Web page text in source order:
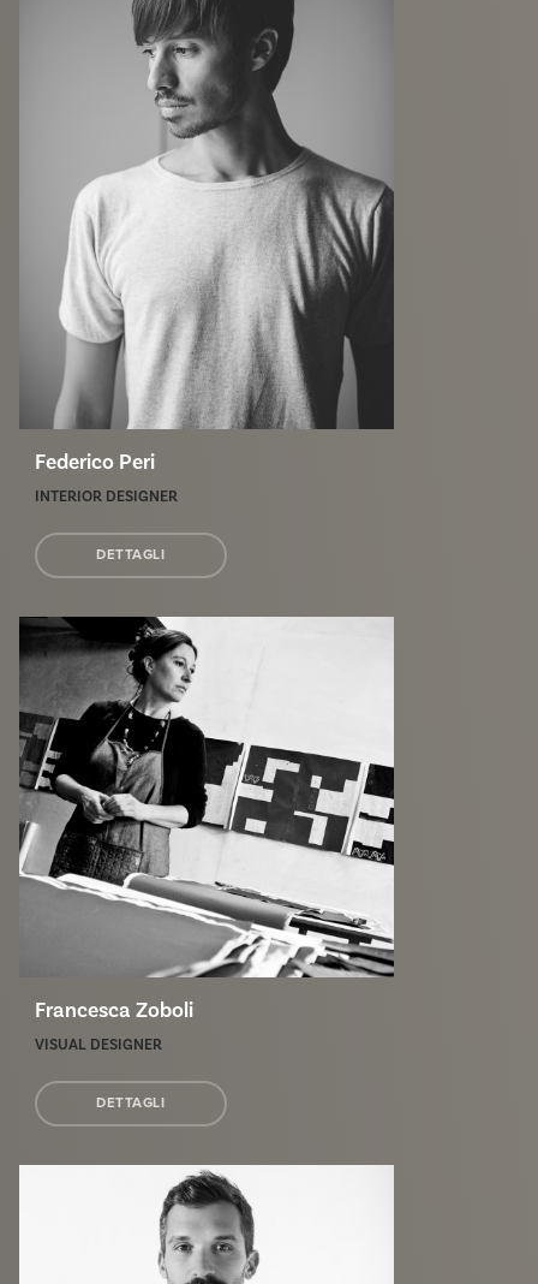
Federico Peri
INTERIOR DESIGNER
DETTAGLI
Francesca Zoboli
VISUAL DESIGNER
DETTAGLI